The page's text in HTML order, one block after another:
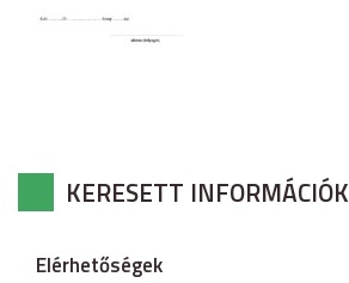
KERESETT INFORMÁCIÓK
Elérhetőségek